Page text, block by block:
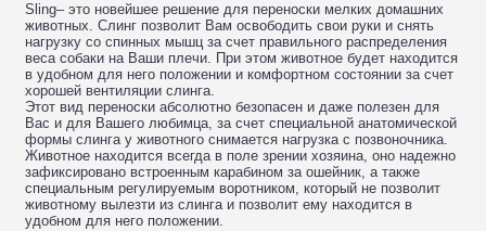
Sling– это новейшее решение для переноски мелких домашних
животных. Слинг позволит Вам освободить свои руки и снять
нагрузку со спинных мышц за счет правильного распределения
веса собаки на Ваши плечи. При этом животное будет находится
в удобном для него положении и комфортном состоянии за счет
хорошей вентиляции слинга.
Этот вид переноски абсолютно безопасен и даже полезен для
Вас и для Вашего любимца, за счет специальной анатомической
формы слинга у животного снимается нагрузка с позвоночника.
Животное находится всегда в поле зрении хозяина, оно надежно
зафиксировано встроенным карабином за ошейник, а также
специальным регулируемым воротником, который не позволит
животному вылезти из слинга и позволит ему находится в
удобном для него положении.